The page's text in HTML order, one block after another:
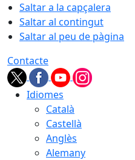
Saltar a la capçalera
Saltar al contingut
Saltar al peu de pàgina
Contacte
Idiomes
Català
Castellà
Anglès
Alemany